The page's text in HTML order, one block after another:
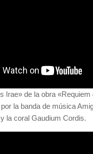
Irae» de la obra
la banda de música
la coral Gaudium Cordis.